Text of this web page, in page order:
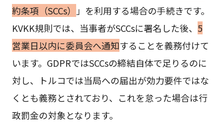
約条項（SCCs）
」を利用する場合の手続きです。
KVKK規則では、当事者がSCCsに署名した後、 5
営業日以内に委員会へ通知することを義務付けて
います。GDPRではSCCsの締結自体で足りるのに
対し、トルコでは当局への届出が効力要件ではな
くとも義務とされており、これを怠った場合は行
政罰金の対象となります。